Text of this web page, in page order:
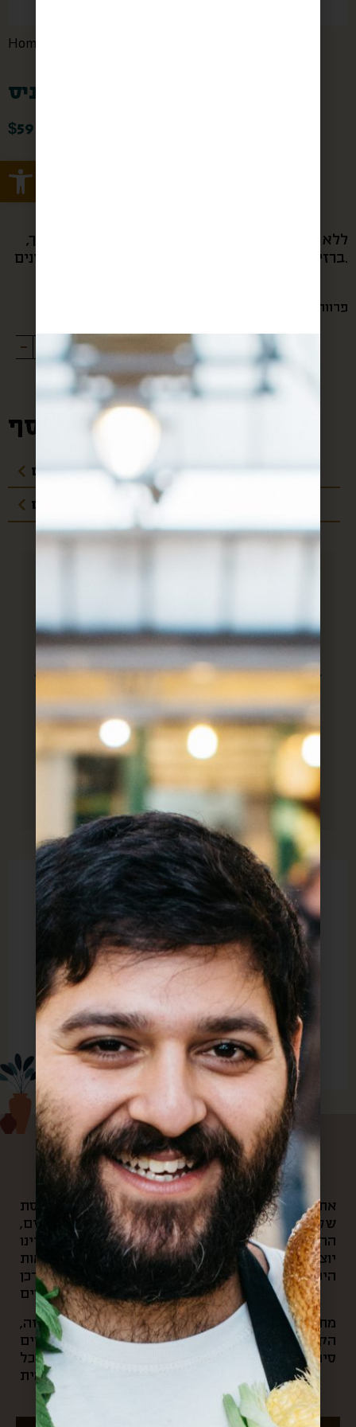
Open toolbar
Home
דבש עם אניס
$59
ארומטי ומדהים
ללא חימום. אלרגנים: עלול להכיל: אגוזים (קשיו, מלך,
פרווה
- ADD TO CART
מדיניות משלוחים
עלויות משלוחים
מחכים לקופסא שלך וכל חודש את
מצליחה להפתיע מחדש. הכל מדוייק
ומשמח. תודה.
עלינו
את הקפה הראשון של הבוקר היינו שותים במרפסת
שלנו, ומשם היינו צופים בשוק האהוב שלנו: האנשים,
הריחות, הצבעים והקולות שמילאו אותנו. בכל יום היינו
יוצאים לאוניברסיטה ועוברים דרך הסימטאות
היפיפיות של השוק, ובכל ערב היינו חוזרים דרכן
מתוך כל החוויות האלה והרצון לחלוק את הקסם הזה,
הקמנו את “קופסא מהשוק”. בעסק שלנו אנחנו עושים
סיורי אוכל בשוק, שולחים קופסאות מתנה מהשוק לכל
העולם, ומארגנים אירועי תרבות וקולנריה מקומית.